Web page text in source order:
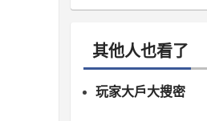
其他人也看了
玩家大戶大搜密